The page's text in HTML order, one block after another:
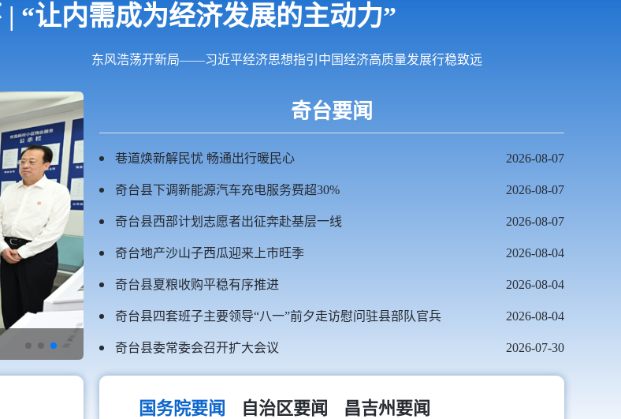
“让内需成为经济发展的主动力”
东风浩荡开新局——习近平经济思想指引中国经济高质量发展行稳致远
奇台要闻
巷道焕新解民忧 畅通出行暖民心 2026-08-07
奇台县下调新能源汽车充电服务费超30% 2026-08-07
奇台县西部计划志愿者出征奔赴基层一线 2026-08-07
奇台地产沙山子西瓜迎来上市旺季 2026-08-04
奇台县夏粮收购平稳有序推进 2026-08-04
奇台县四套班子主要领导“八一”前夕走访慰问驻县部队官兵 2026-08-04
奇台县委常委会召开扩大会议 2026-07-30
国务院要闻 自治区要闻 昌吉州要闻